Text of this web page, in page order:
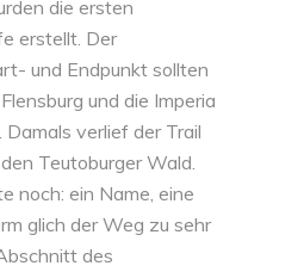
die ersten
erstellt. Der
und Endpunkt sollten
und die Imperia
verlief der Trail
Teutoburger Wald.
noch: ein Name, eine
glich der Weg zu sehr
des